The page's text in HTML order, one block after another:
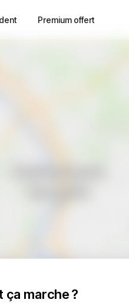
Premium offert
ça marche ?